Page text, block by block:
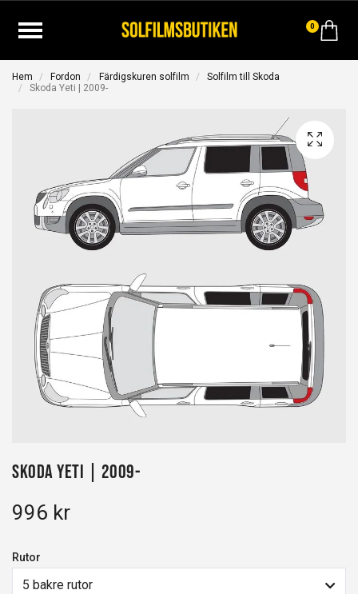
0
Hem Fordon Färdigskuren solfilm
Solfilm till Skoda
Skoda Yeti | 2009-
Skoda Yeti | 2009-
996 kr
Rutor
5 bakre rutor